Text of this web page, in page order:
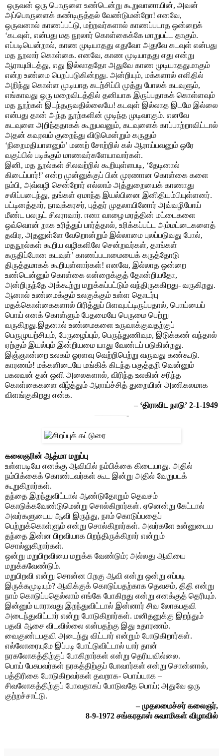
ஒருவன் ஒரு பொருளை உண்டென்று கூறுவானாயின், அவன்
அப்பொருளைக் கண்டிருத்தல் வேண்டுமன்றோ! எனவே,
ஒருவனால் காணப்பட்டு, மற்றவர்களால் காணப்படாத ஒன்றைக்
‘கடவுள், என்பது மத நூலார் கொள்கைக்கே மாறுபட்ட தாகும்.
எப்படியென்றால், காண முடியாதது எதுவோ அதுவே கடவுள் என்பது
மத நூலார் கொள்கை. எனவே, காண முடியாதது எது என்று
ஆராயுமிடத்து, எது இல்லாததோ அதுவே காண முடியாததுமாகும்
என்ற உண்மை பெறப்படுகின்றது. அன்றியும், மக்களால் எளிதில்
அறிந்து கொள்ள முடியாத கடற்சிப்பி முத்து போலக் கடவுளும்,
எங்காவது ஒரு மறைவிடத்தில் தனியாக இருப்பதாகக் கொள்ளவும்
மத நூற்கள் இடந்தருவதில்லையே! கடவுள் இல்லாத இடமே இல்லை
என்பது தான் அந்த நூற்களின் முடிந்த முடிவாகும். எனவே
கடவுளை அறிந்ததாகக் கூறுபவனும், கடவுளைக் காப்பாற்றாவிட்டால்
அதன் கவுரவம் குறைந்து விடுமென்றும் கருதும்
‘நிறைமதியாளனும்’ மணற் சோற்றில் கல் ஆராய்பவனும் ஒரே
வகுப்பில் படிக்கும் மாணவர்களேயாவார்கள்.
இனி, மத நூல்கள் சிலவற்றில் கூறியுள்ளபடி, ‘தேடினால்
கிடைப்பார்!’ என்ற முன்னுக்குப் பின் முரணான கொள்கை களை
நம்பி, அவ்வழி சென்றோர் எல்லாம் அத்துறையைக் காணாது
சலிப்படைந்து, தங்கள் ஏமாந்த இயல்பினை இனிதியம்பியுள்ளனர்.
பட்டினத்தார், நாவுக்கரசர், புத்தர் முதலாயினோர் அவ்வழிபோய்
மீண்ட பலருட் சிலராவார். ஈனா வாழை மரத்தின் மட்டைகளை
ஒவ்வொன் றாக உரித்துப் பார்த்தால், உரிக்கப்பட்ட அம்மட்டைகளைத்
தவிர, அதனுள்ளே வேறொன்றும் இல்லாமை புலப்படுவது போல்,
மதநூல்கள் கூறிய வழிகளிலே சென்றவர்கள், தாங்கள்
கருதிப்போன கடவுள்’ காணப்படாமையைக் கருத்தோடு
திருத்தமாகக் கூறியுள்ளார்கள்! எனவே, இல்லாத ஒன்றை
உண்டென்னும் கொள்கை என்றைக்குத் தோன்றியதோ,
அன்றிருந்தே அக்கூற்று மறுக்கப்பட்டும் வந்திருககிறது- வருகிறது.
ஆனால் உண்மைக்கும் உலகுக்கும் உள்ள தொடர்பு
மதக்கொள்கைகளால் பிரித்துப் பிளவுபட்டிருப்பதால், பொய்யைப்
பொய் எனக் கொள்ளும் பேதமையே பெருமை பெற்று
வருகிறது.இதனால் உண்மைகளை உருவாக்குவதற்குப்
பெருமுயற்சியும், பேருழைப்பும், பெருந்துணிவும, இடுக்கண் வந்தால்
ஏற்கும் இயல்பும் இன்றியமை யாது வேண்டப் படுகின்றது.
இஞ்ஞான்றை உலகம் ஓரளவு வெற்றிபெற்று வருவது கண்கூடு.
காரணம்! மக்களிடையே மங்கிக் கிடந்த பகுத்தறி வென்னும்
பகலவன் தன் ஒளி அலைகளால், விரிந்த உலகின் சரிந்த
கொள்கைகளை வீழ்த்தும் ஆராய்ச்சித் துறையின் அணிகலமாக
விளங்குகிறது என்க.
– ‘திராவிட நாடு’ 2-1-1949
————-
கலைஞரின் ஆத்மா மறுப்பு
உள்ளபடியே எனக்கு ஆவியில் நம்பிக்கை கிடையாது. அதில்
நம்பிக்கைக் கொண்டவர்கள் கூட இன்று அதில் வேறுபடக்
கூறுகிறார்கள்.
தந்தை இறந்துவிட்டால் ஆண்டுதோறும் தெவசம்
கொடுக்கவேண்டுமென்று சொல்கிறார்கள். ஏனென்று கேட்டால்
அவர்களுடைய ஆவி இருந்து, நாம் கொடுப்பதைப்
பெற்றுக்கொள்ளும் என்று சொல்கிறார்கள். அவர்களே உன்னுடைய
தந்தை இன்ன பிறவியாக பிறந்திருக்கிறார் என்றும்
சொல்லுகிறார்கள்.
ஒன்று மறுபிறவியை மறுக்க வேண்டும்; அல்லது ஆவியை
மறுக்கவேண்டும்.
மறுபிறவி என்று சொன்ன பிறகு ஆவி என்று ஒன்று எப்படி
இருக்கமுடியும்? ஆவிக்குக் கொடுப்பதற்காக தெவசம், திதி என்று
நாம் கொடுப்பதெல்லாம் எங்கே போகிறது என்று எனக்குத் தெரியும்.
இன்னும் யாராவது இறந்துவிட்டால் இன்னார் சிவ லோகபதவி
அடைந்துவிட்டார் என்று போடுகிறார்கள். மனிதனுக்கு இறந்தும்
பதவி ஆசை விடவில்லை என்பதற்கு இது உதாரணம்.
வைகுண்டபதவி அடைந்து விட்டார் என்றும் போடுகிறார்கள்.
எல்லோரையுமே இப்படி போட்டுவிட்டால் யார் தான்
நரகலோகத்திற்குப் போகிறார்கள் என்று தெரியவில்லை.
பொய் பேசுபவர்கள் நரகத்திற்குப் போவார்கள் என்று சொன்னால்,
பத்திரிகை போடுகிறவர்கள் தவறாக- பொய்யாக –
சிவலோகத்திற்குப் போவதாகப் போடுவதே பொய்; அதுவே ஒரு
குற்றச்சாட்டு.
– முதலமைச்சர் கலைஞர்,
8-9-1972 சங்கரதாஸ் சுவாமிகள் விழாவில்